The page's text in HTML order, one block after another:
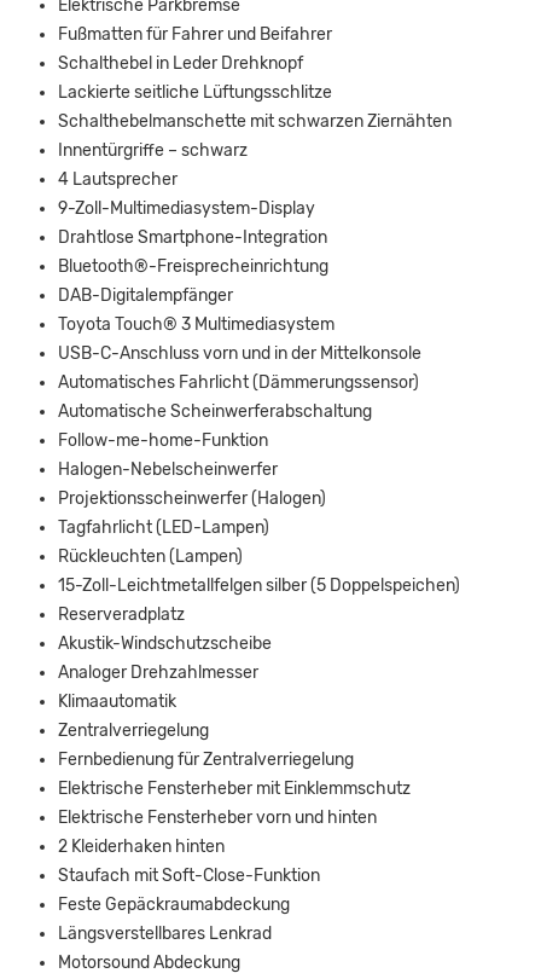
Elektrische Parkbremse
Fußmatten für Fahrer und Beifahrer
Schalthebel in Leder Drehknopf
Lackierte seitliche Lüftungsschlitze
Schalthebelmanschette mit schwarzen Ziernähten
Innentürgriffe – schwarz
4 Lautsprecher
9-Zoll-Multimediasystem-Display
Drahtlose Smartphone-Integration
Bluetooth®-Freisprecheinrichtung
DAB-Digitalempfänger
Toyota Touch® 3 Multimediasystem
USB-C-Anschluss vorn und in der Mittelkonsole
Automatisches Fahrlicht (Dämmerungssensor)
Automatische Scheinwerferabschaltung
Follow-me-home-Funktion
Halogen-Nebelscheinwerfer
Projektionsscheinwerfer (Halogen)
Tagfahrlicht (LED-Lampen)
Rückleuchten (Lampen)
15-Zoll-Leichtmetallfelgen silber (5 Doppelspeichen)
Reserveradplatz
Akustik-Windschutzscheibe
Analoger Drehzahlmesser
Klimaautomatik
Zentralverriegelung
Fernbedienung für Zentralverriegelung
Elektrische Fensterheber mit Einklemmschutz
Elektrische Fensterheber vorn und hinten
2 Kleiderhaken hinten
Staufach mit Soft-Close-Funktion
Feste Gepäckraumabdeckung
Längsverstellbares Lenkrad
Motorsound Abdeckung